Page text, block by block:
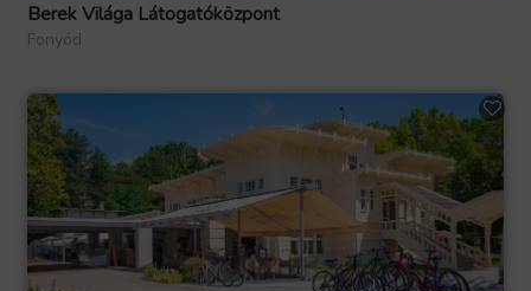
Berek Világa Látogatóközpont
Fonyód